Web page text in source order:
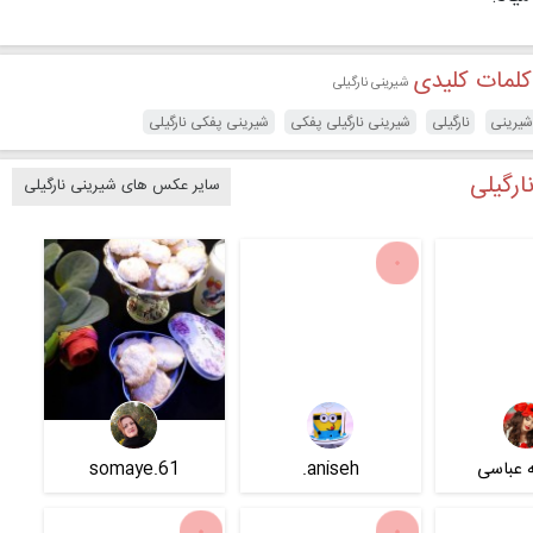
کلمات کلیدی شیرینی نارگیلی
شیرینی نارگیلی شیرینی نارگیلی پفکی شیرینی پفکی نارگیلی
سایر عکس های شیرینی نارگیلی
عباسی aniseh.
somaye.61